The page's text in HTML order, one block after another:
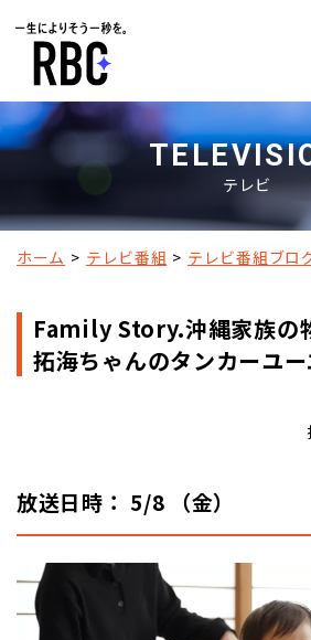
テレビ
ホーム テレビ番組 テレビ番組ブロ
Family Story.沖縄家族の
拓海ちゃんのタンカーユ
放送日時： 5/8 （金）